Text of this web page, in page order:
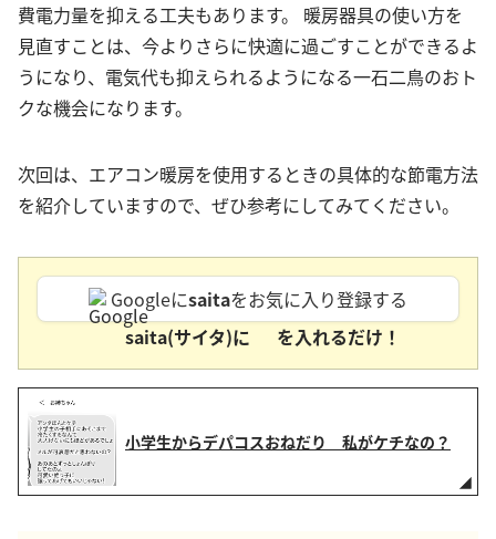
費電力量を抑える工夫もあります。 暖房器具の使い方を
見直すことは、今よりさらに快適に過ごすことができるよ
うになり、電気代も抑えられるようになる一石二鳥のおト
クな機会になります。
次回は、エアコン暖房を使用するときの具体的な節電方法
を紹介していますので、ぜひ参考にしてみてください。
Googleにsaitaをお気に入り登録する
saita(サイタ)に
を入れるだけ！
小学生からデパコスおねだり 私がケチなの？